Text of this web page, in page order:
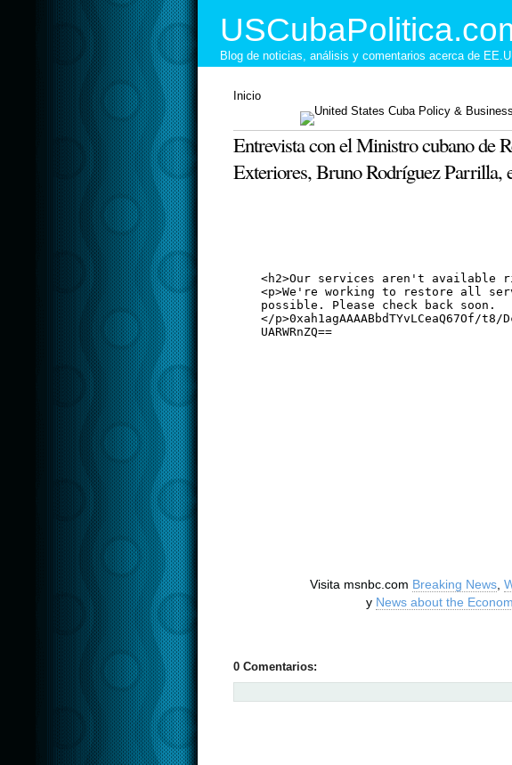
Blog de noticias, análisis y comentarios acerca de
Inicio
Entrevista con el Ministro cubano de
Exteriores, Bruno Rodríguez Parrilla,
Visita msnbc.com Breaking News,
y News about the
0 Comentarios: